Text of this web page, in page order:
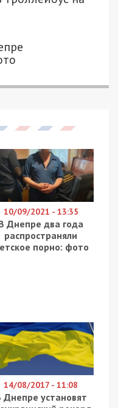
10/09/2021 - 13:35
Днепре два года
распространяли
порно: фото
14/08/2017 - 11:08
Днепре установят